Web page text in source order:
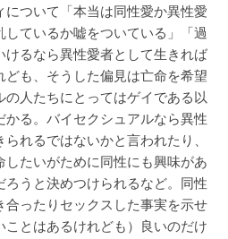
について「本当は同性愛か異性愛
ているか嘘をついている」「過
るなら異性愛者として生きれば
ども、そうした偏見は亡命を希望
の人たちにとってはゲイである以
る。バイセクシュアルなら異性
れるではないかと言われたり、
たいがために同性にも興味があ
ろうと決めつけられるなど。同性
ったりセックスした事実を示せ
ことはあるけれども）良いのだけ